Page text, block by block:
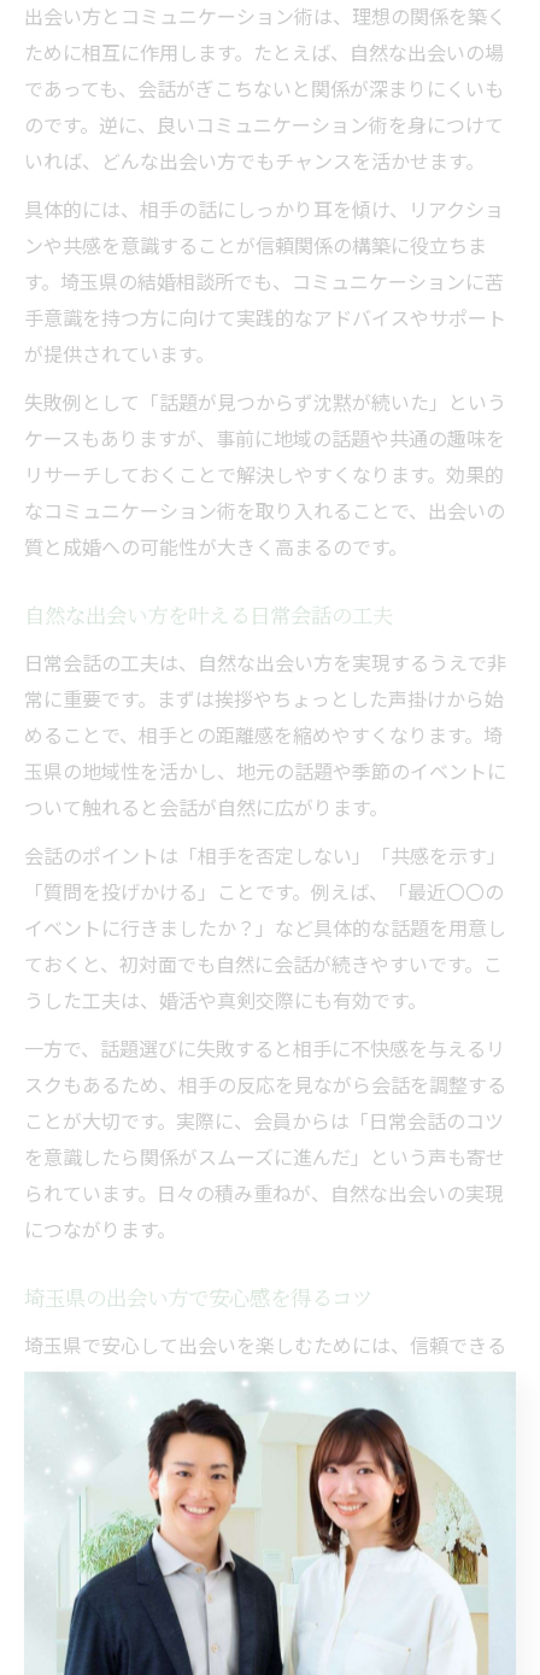
出会い方とコミュニケーション術は、理想の関係を築く
ために相互に作用します。たとえば、自然な出会いの場
であっても、会話がぎこちないと関係が深まりにくいも
のです。逆に、良いコミュニケーション術を身につけて
いれば、どんな出会い方でもチャンスを活かせます。
具体的には、相手の話にしっかり耳を傾け、リアクショ
ンや共感を意識することが信頼関係の構築に役立ちま
す。埼玉県の結婚相談所でも、コミュニケーションに苦
手意識を持つ方に向けて実践的なアドバイスやサポート
が提供されています。
失敗例として「話題が見つからず沈黙が続いた」という
ケースもありますが、事前に地域の話題や共通の趣味を
リサーチしておくことで解決しやすくなります。効果的
なコミュニケーション術を取り入れることで、出会いの
質と成婚への可能性が大きく高まるのです。
自然な出会い方を叶える日常会話の工夫
日常会話の工夫は、自然な出会い方を実現するうえで非
常に重要です。まずは挨拶やちょっとした声掛けから始
めることで、相手との距離感を縮めやすくなります。埼
玉県の地域性を活かし、地元の話題や季節のイベントに
ついて触れると会話が自然に広がります。
会話のポイントは「相手を否定しない」「共感を示す」
「質問を投げかける」ことです。例えば、「最近〇〇の
イベントに行きましたか？」など具体的な話題を用意し
ておくと、初対面でも自然に会話が続きやすいです。こ
うした工夫は、婚活や真剣交際にも有効です。
一方で、話題選びに失敗すると相手に不快感を与えるリ
スクもあるため、相手の反応を見ながら会話を調整する
ことが大切です。実際に、会員からは「日常会話のコツ
を意識したら関係がスムーズに進んだ」という声も寄せ
られています。日々の積み重ねが、自然な出会いの実現
につながります。
埼玉県の出会い方で安心感を得るコツ
埼玉県で安心して出会いを楽しむためには、信頼できる
サポートや環境選びが重要です。結婚相談所を利用する
場合、料金体系やサポート体制が明確なところを選ぶこ
とで、費用面や活動内容に不安を感じにくくなります。
また、プロフィール作成やお見合いの進め方について
も、専門家のサポートが受けられるため安心感が高まり
ます。
さらに、地域密着型のサービスやイベントでは、地元な
らではの温かみや親しみやすさが感じられるのも魅力で